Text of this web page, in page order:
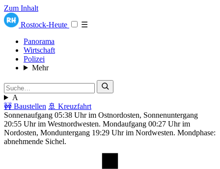
Zum Inhalt
Rostock-Heute
☰
Panorama
Wirtschaft
Polizei
Mehr
A
🚧 Baustellen 🚢 Kreuzfahrt
Sonnenaufgang 05:38 Uhr im Ostnordosten, Sonnenuntergang
20:55 Uhr im Westnordwesten. Mondaufgang 00:27 Uhr im
Nordosten, Monduntergang 19:29 Uhr im Nordwesten. Mondphase:
abnehmende Sichel.